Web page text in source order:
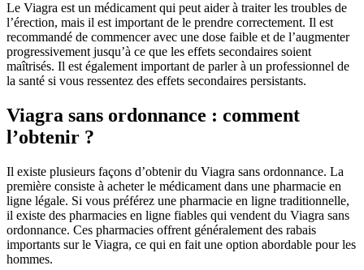
Le Viagra est un médicament qui peut aider à traiter les troubles de
l’érection, mais il est important de le prendre correctement. Il est
recommandé de commencer avec une dose faible et de l’augmenter
progressivement jusqu’à ce que les effets secondaires soient
maîtrisés. Il est également important de parler à un professionnel de
la santé si vous ressentez des effets secondaires persistants.
Viagra sans ordonnance : comment
l’obtenir ?
Il existe plusieurs façons d’obtenir du Viagra sans ordonnance. La
première consiste à acheter le médicament dans une pharmacie en
ligne légale. Si vous préférez une pharmacie en ligne traditionnelle,
il existe des pharmacies en ligne fiables qui vendent du Viagra sans
ordonnance. Ces pharmacies offrent généralement des rabais
importants sur le Viagra, ce qui en fait une option abordable pour les
hommes.